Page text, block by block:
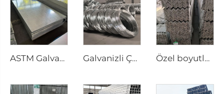
ASTM Galvanizli çelik sac Galvanizli Çelik Tel Gi Tel Çubuğu Özel boyutlu paslanmaz çelik köşebent